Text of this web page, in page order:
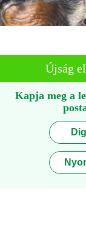
Újság
Kapja meg a